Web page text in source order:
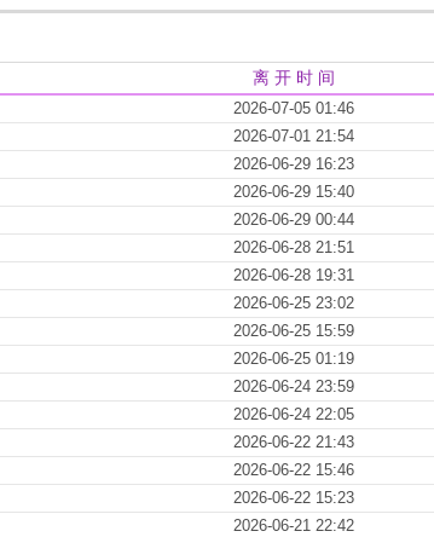
离 开 时 间
2026-07-05 01:46
2026-07-01 21:54
2026-06-29 16:23
2026-06-29 15:40
2026-06-29 00:44
2026-06-28 21:51
2026-06-28 19:31
2026-06-25 23:02
2026-06-25 15:59
2026-06-25 01:19
2026-06-24 23:59
2026-06-24 22:05
2026-06-22 21:43
2026-06-22 15:46
2026-06-22 15:23
2026-06-21 22:42